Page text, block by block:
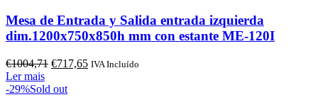
Mesa de Entrada y Salida entrada izquierda
dim.1200x750x850h mm con estante ME-120I
€1004,71 O
original
€717,65OIVA Incluído
Ler mais
-29%Sold out